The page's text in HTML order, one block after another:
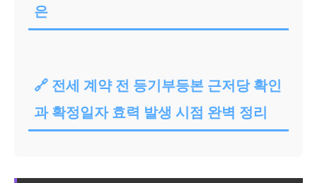
은
🔗 전세 계약 전 등기부등본 근저당 확인
과 확정일자 효력 발생 시점 완벽 정리